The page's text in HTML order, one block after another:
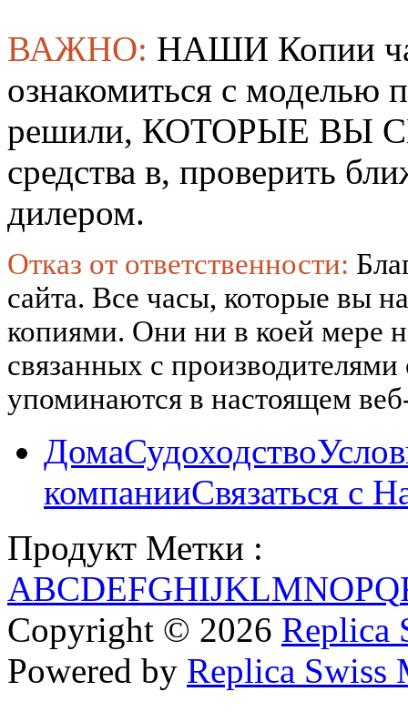
ВАЖНО: НАШИ Копии
ознакомиться с
решили, КОТОРЫЕ ВЫ
средства в, проверить
дилером.
Отказ от ответственности:
сайта. Все часы, которые вы
копиями. Они ни в коей мере
связанных с
упоминаются в настоящем
ДомаСудоходство
компанииСвязаться с
Продукт Метки :
ABCDEFGHIJKLMNOPQ
Copyright © 2026 Replica
Powered by Replica Swiss